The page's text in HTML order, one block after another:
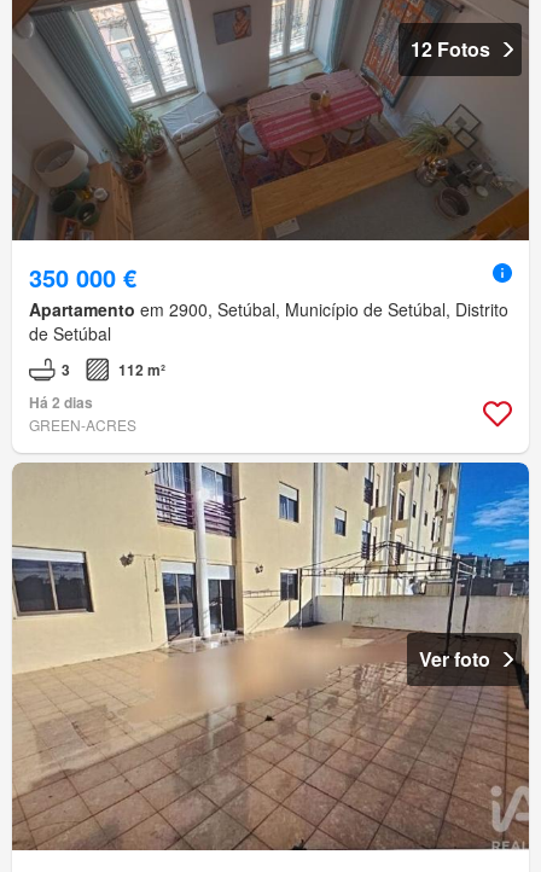
12 Fotos
350 000 €
Apartamento em 2900, Setúbal, Município de Setúbal, Distrito
de Setúbal
3
112 m²
Há 2 dias
GREEN-ACRES
Ver foto